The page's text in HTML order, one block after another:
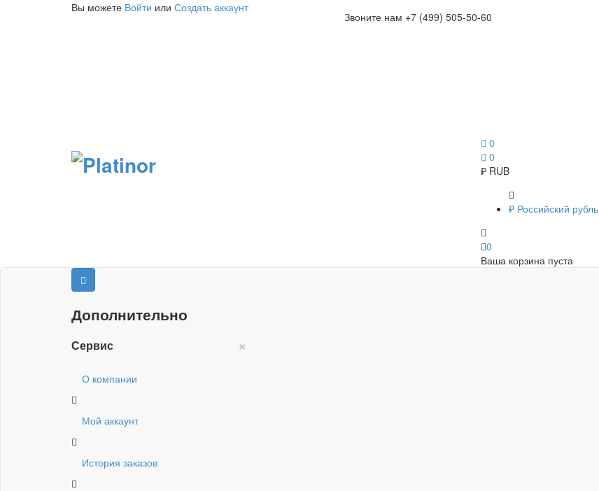
Вы можете Войти или Создать аккаунт
Звоните нам +7 (499) 505-50-60
0
0
₽ RUB
₽ Российский рубль
0
Ваша корзина пуста
Дополнительно
×
Сервис
О компании
Мой аккаунт
История заказов